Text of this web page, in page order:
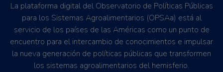
La plataforma digital del Observatorio de Políticas Públicas
para los Sistemas Agroalimentarios (OPSAa) está al
servicio de los países de las Américas como un punto de
encuentro para el intercambio de conocimientos e impulsar
la nueva generación de políticas públicas que transformen
los sistemas agroalimentarios del hemisferio.